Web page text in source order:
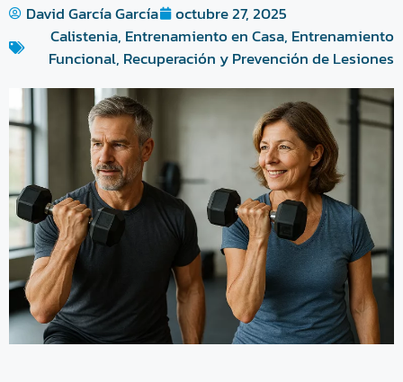
David García García
octubre 27, 2025
Calistenia, Entrenamiento en Casa, Entrenamiento
Funcional, Recuperación y Prevención de Lesiones